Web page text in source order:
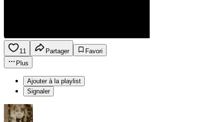
11 Partager
Favori
Plus
Ajouter à la playlist
Signaler